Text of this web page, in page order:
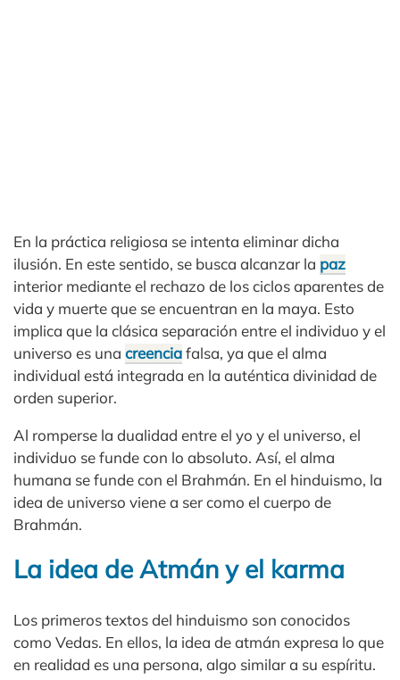
En la práctica religiosa se intenta eliminar dicha
ilusión. En este sentido, se busca alcanzar la paz
interior mediante el rechazo de los ciclos aparentes de
vida y muerte que se encuentran en la maya. Esto
implica que la clásica separación entre el individuo y el
universo es una creenciafalsa, ya que el alma
individual está integrada en la auténtica divinidad de
orden superior.
Al romperse la dualidad entre el yo y el universo, el
individuo se funde con lo absoluto. Así, el alma
humana se funde con el Brahmán. En el hinduismo, la
idea de universo viene a ser como el cuerpo de
Brahmán.
La idea de Atmán y el karma
Los primeros textos del hinduismo son conocidos
como Vedas. En ellos, la idea de atmán expresa lo que
en realidad es una persona, algo similar a su espíritu.